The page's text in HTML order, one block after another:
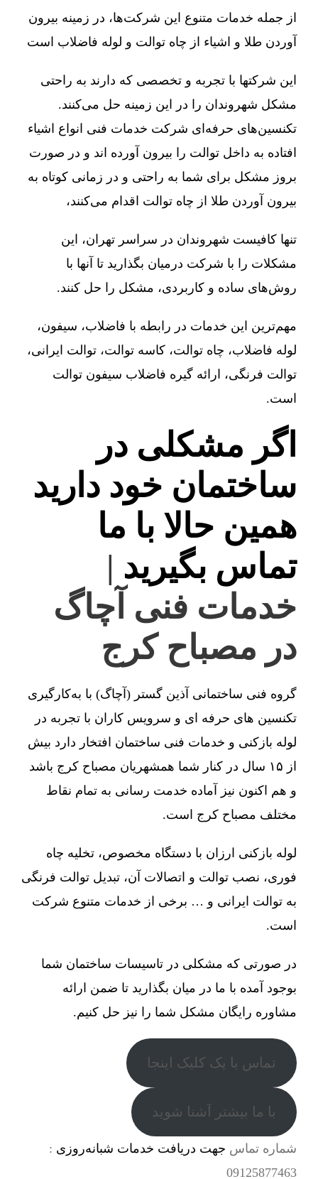
از جمله خدمات متنوع این شرکت‌ها، در زمینه بیرون
آوردن طلا و اشیاء از چاه توالت و لوله فاضلاب است
این شرکتها با تجربه و تخصصی که دارند به راحتی
مشکل شهروندان را در این زمینه حل می‌کنند.
تکنسین‌های حرفه‌ای شرکت خدمات فنی انواع اشیاء
افتاده به داخل توالت را بیرون آورده اند و در صورت
بروز مشکل برای شما به راحتی و در زمانی کوتاه به
بیرون آوردن طلا از چاه توالت اقدام می‌کنند،
تنها کافیست شهروندان در سراسر تهران، این
مشکلات را با شرکت درمیان بگذارید تا آنها با
روش‌های ساده و کاربردی، مشکل را حل کنند.
مهم‌ترین این خدمات در رابطه با فاضلاب، سیفون،
لوله فاضلاب، چاه توالت، کاسه توالت، توالت ایرانی،
توالت فرنگی، ارائه گیره فاضلاب سیفون توالت
است.
اگر مشکلی در
ساختمان خود دارید
همین حالا با ما
تماس بگیرید |
خدمات فنی آچاگ
در مصباح کرج
گروه فنی ساختمانی آذین گستر (آچاگ) با به‌کارگیری
تکنسین های حرفه ای و سرویس کاران با تجربه در
لوله بازکنی و خدمات فنی ساختمان افتخار دارد بیش
از ۱۵ سال در کنار شما همشهریان مصباح کرج باشد
و هم اکنون نیز آماده خدمت رسانی به تمام نقاط
مختلف مصباح کرج است.
لوله بازکنی ارزان با دستگاه مخصوص، تخلیه چاه
فوری، نصب توالت و اتصالات آن، تبدیل توالت فرنگی
به توالت ایرانی و … برخی از خدمات متنوع شرکت
است.
در صورتی که مشکلی در تاسیسات ساختمان شما
بوجود آمده با ما در میان بگذارید تا ضمن ارائه
مشاوره رایگان مشکل شما را نیز حل کنیم.
تماس با یک کلیک اینجا
با ما بیشتر آشنا شوید
شماره تماس جهت دریافت خدمات شبانه‌روزی :
09125877463